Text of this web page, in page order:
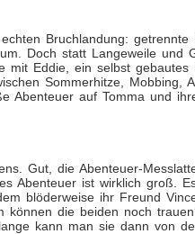
Bruchlandung:
Doch statt Langeweile und
mit Eddie, ein selbst
Sommerhitze, Mobbing,
Abenteuer auf Tomma und
Gut, die Abenteuer-
Abenteuer ist wirklich groß.
blöderweise ihr Freund
können die beiden noch
kann man sie dann von